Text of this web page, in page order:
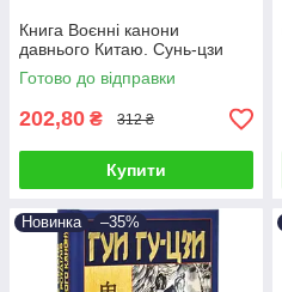
Книга Воєнні канони
давнього Китаю. Сунь-цзи
Готово до відправки
202,80 ₴ 312 ₴
Купити
Новинка –35%